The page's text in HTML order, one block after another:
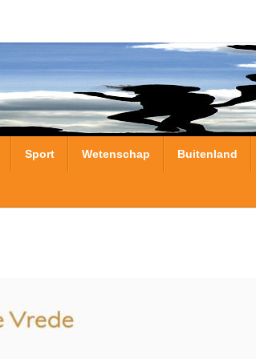
Sport Wetenschap Buitenland